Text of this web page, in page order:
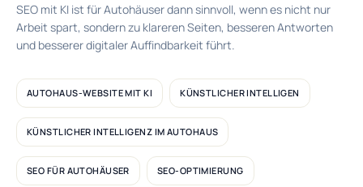
SEO mit KI ist für Autohäuser dann sinnvoll, wenn es nicht nur
Arbeit spart, sondern zu klareren Seiten, besseren Antworten
und besserer digitaler Auffindbarkeit führt.
AUTOHAUS-WEBSITE MIT KI KÜNSTLICHER INTELLIGEN
KÜNSTLICHER INTELLIGENZ IM AUTOHAUS
SEO FÜR AUTOHÄUSER SEO-OPTIMIERUNG